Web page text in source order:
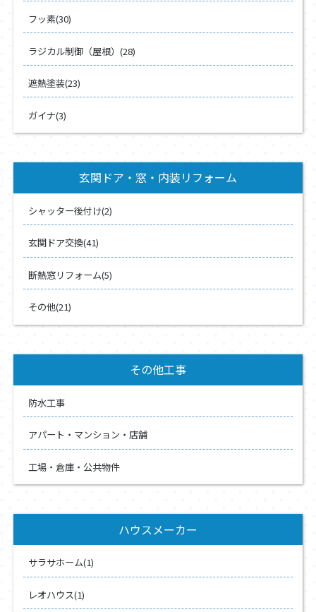
フッ素(30)
ラジカル制御（屋根）(28)
遮熱塗装(23)
ガイナ(3)
玄関ドア・窓・内装リフォーム
シャッター後付け(2)
玄関ドア交換(41)
断熱窓リフォーム(5)
その他(21)
その他工事
防水工事
アパート・マンション・店舗
工場・倉庫・公共物件
ハウスメーカー
サラサホーム(1)
レオハウス(1)